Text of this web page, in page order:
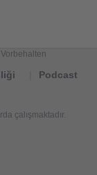
Podcast
çalışmaktadır.